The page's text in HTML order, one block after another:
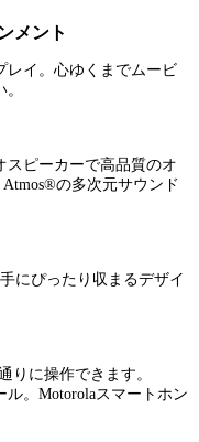
メント
レイ。心ゆくまでムービ
スピーカーで高品質のオ
の多次元サウンド
にぴったり収まるデザイ
りに操作できます。
。Motorolaスマートホン